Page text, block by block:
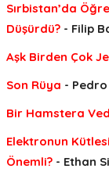
Sırbistan’da
Düşürdü?- Filip
Aşk Birden Çok
Son Rüya -
Bir Hamstera
Elektronun
Önemli?- Ethan